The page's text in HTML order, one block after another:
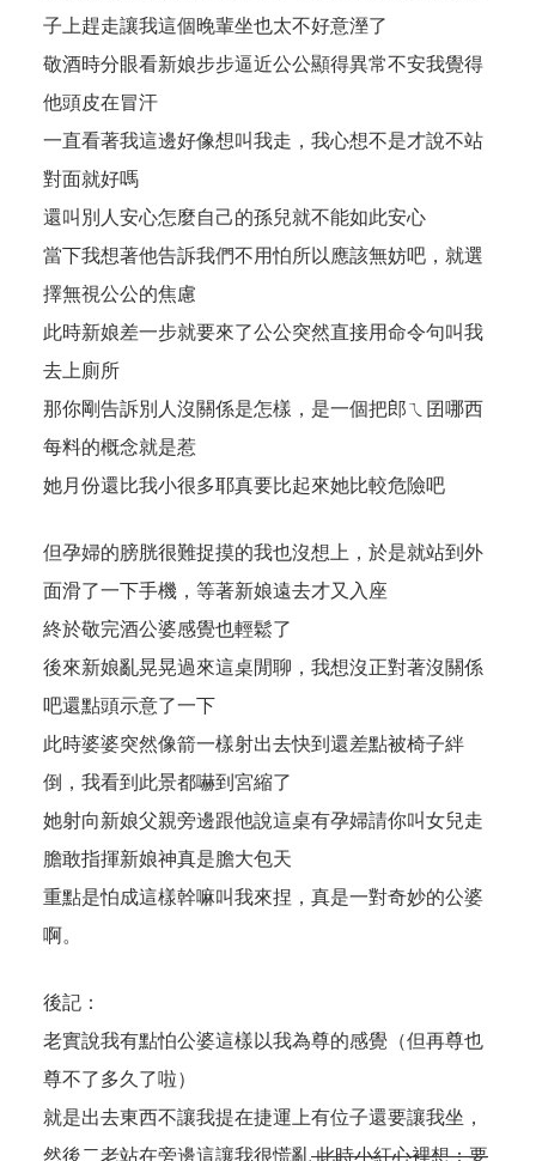
子上趕走讓我這個晚輩坐也太不好意溼了
敬酒時分眼看新娘步步逼近公公顯得異常不安我覺得
他頭皮在冒汗
一直看著我這邊好像想叫我走，我心想不是才說不站
對面就好嗎
還叫別人安心怎麼自己的孫兒就不能如此安心
當下我想著他告訴我們不用怕所以應該無妨吧，就選
擇無視公公的焦慮
此時新娘差一步就要來了公公突然直接用命令句叫我
去上廁所
那你剛告訴別人沒關係是怎樣，是一個把郎ㄟ囝哪西
每料的概念就是惹
她月份還比我小很多耶真要比起來她比較危險吧
但孕婦的膀胱很難捉摸的我也沒想上，於是就站到外
面滑了一下手機，等著新娘遠去才又入座
終於敬完酒公婆感覺也輕鬆了
後來新娘亂晃晃過來這桌閒聊，我想沒正對著沒關係
吧還點頭示意了一下
此時婆婆突然像箭一樣射出去快到還差點被椅子絆
倒，我看到此景都嚇到宮縮了
她射向新娘父親旁邊跟他說這桌有孕婦請你叫女兒走
膽敢指揮新娘神真是膽大包天
重點是怕成這樣幹嘛叫我來捏，真是一對奇妙的公婆
啊。
後記：
老實說我有點怕公婆這樣以我為尊的感覺（但再尊也
尊不了多久了啦）
就是出去東西不讓我提在捷運上有位子還要讓我坐，
然後二老站在旁邊這讓我很慌亂此時小紅心裡想：要